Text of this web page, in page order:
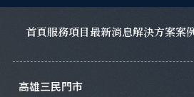
最新消息
服務項目 案
解決方案
首頁
高雄三民門市